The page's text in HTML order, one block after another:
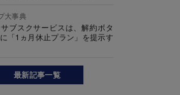
大事典
ブスクサービスは、解約ボタ
「1ヵ月休止プラン」を提示す
最新記事一覧